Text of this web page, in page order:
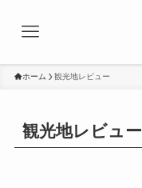
ホーム 観光地レビュー
観光地レビュー